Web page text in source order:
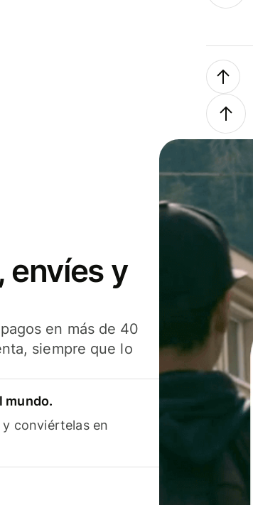
envíes y
en más de 40
siempre que lo
mundo.
conviértelas en